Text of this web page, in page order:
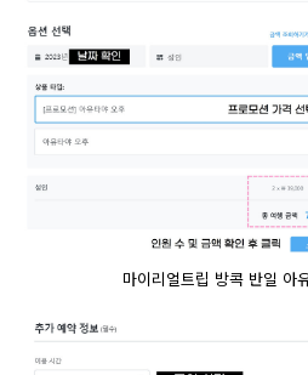
마이리얼트립 방콕 반일 아